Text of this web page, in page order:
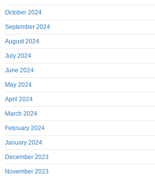
October 2024
September 2024
August 2024
July 2024
June 2024
May 2024
April 2024
March 2024
February 2024
January 2024
December 2023
November 2023